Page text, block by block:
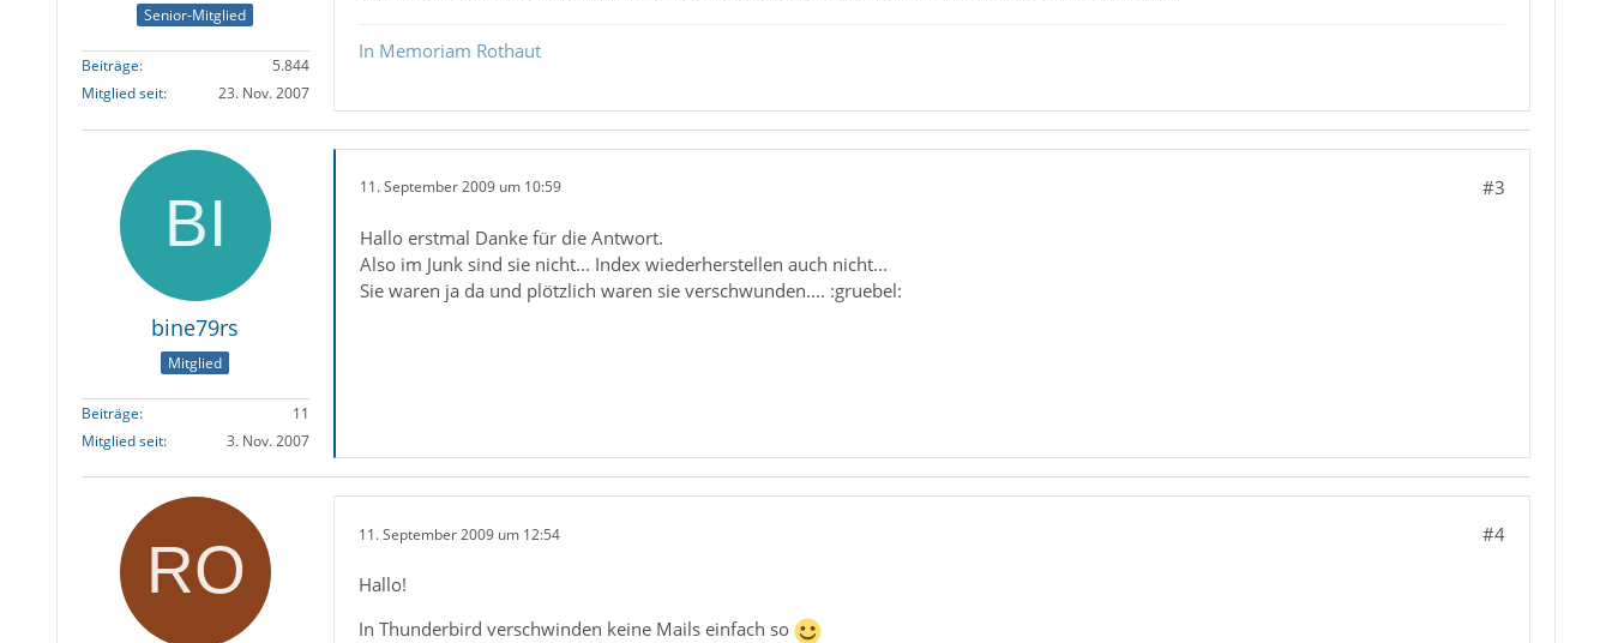
Senior-Mitglied
Beiträge
5.844
Mitglied seit
23. Nov. 2007
In Memoriam Rothaut
bine79rs
Mitglied
Beiträge
11
Mitglied seit
3. Nov. 2007
11. September 2009 um 10:59 #3
Hallo erstmal Danke für die Antwort.
Also im Junk sind sie nicht... Index wiederherstellen auch nicht...
Sie waren ja da und plötzlich waren sie verschwunden.... :gruebel:
11. September 2009 um 12:54 #4
Hallo!
In Thunderbird verschwinden keine Mails einfach so